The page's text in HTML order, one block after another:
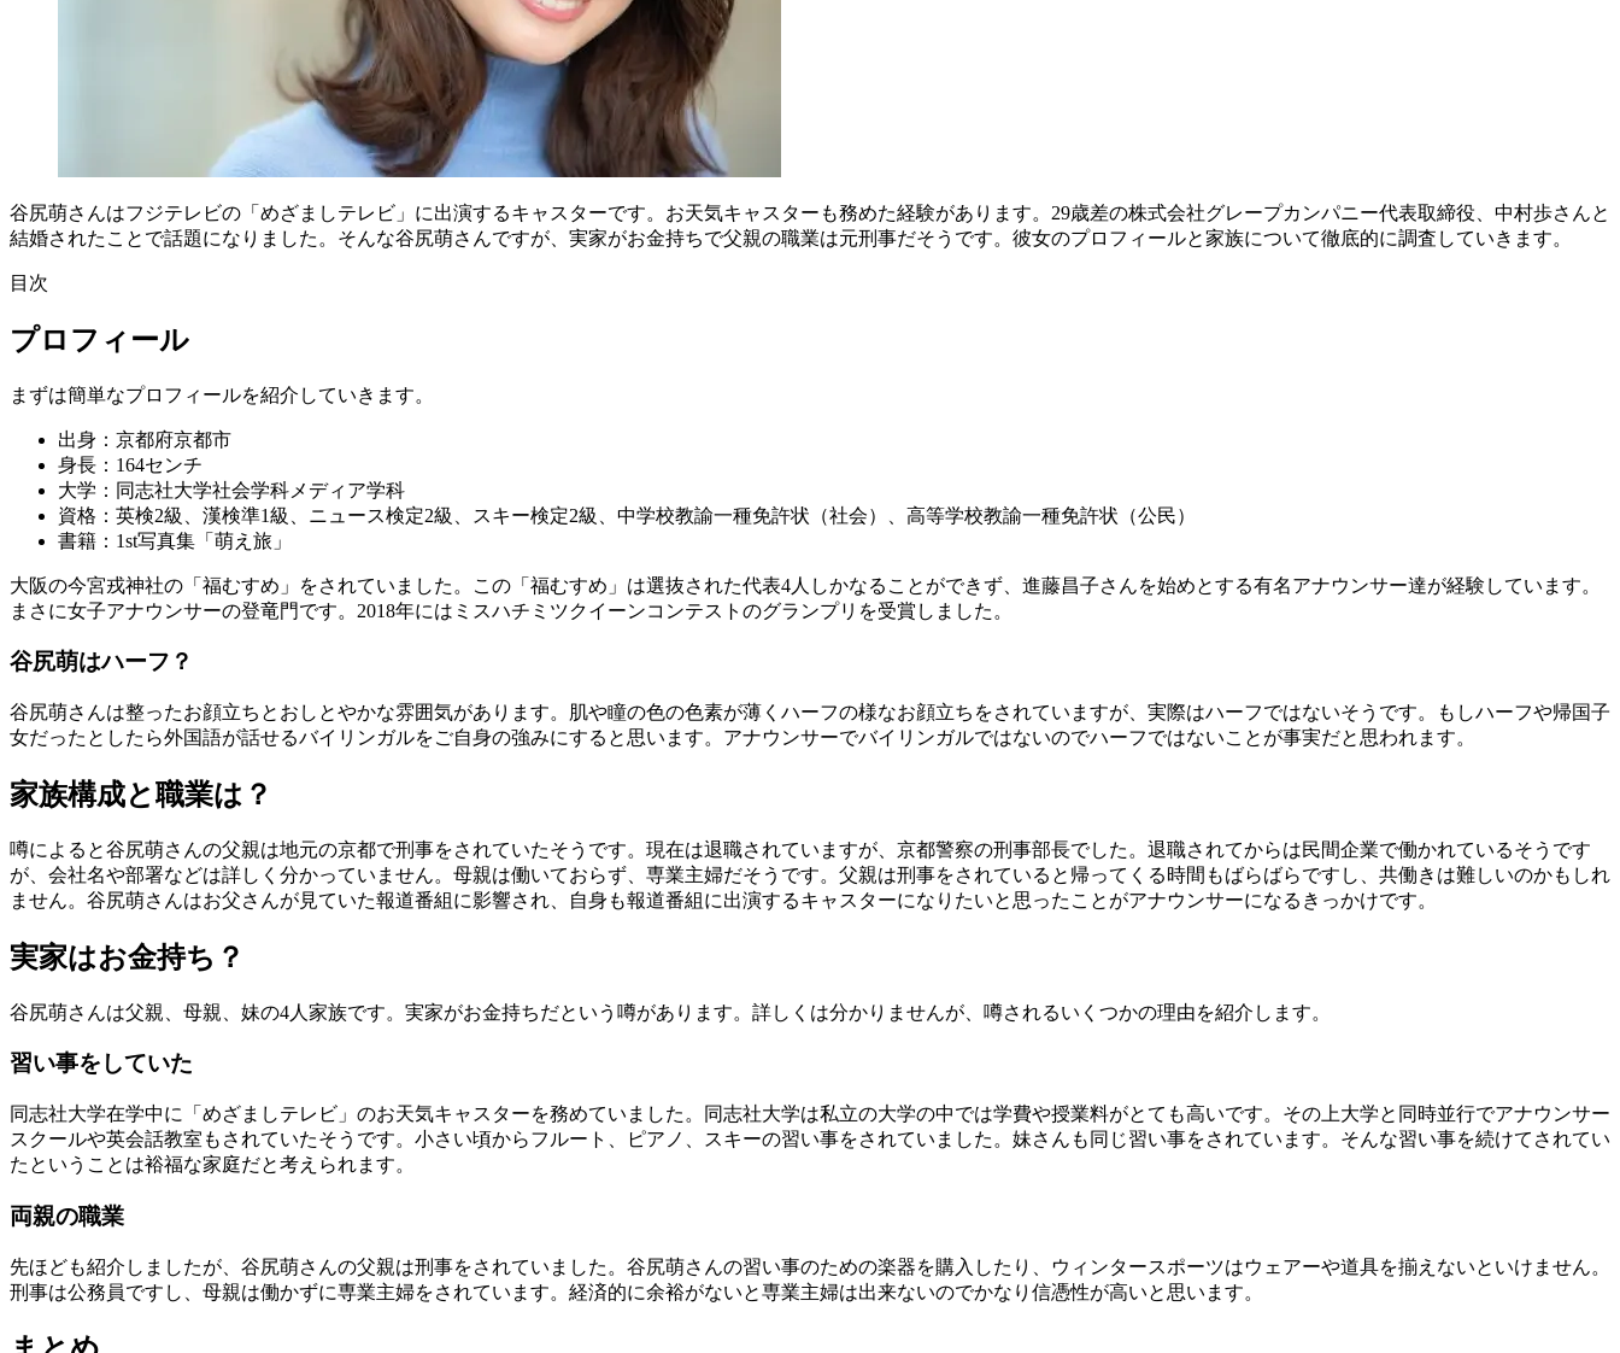
谷尻萌さんはフジテレビの「めざましテレビ」に出演するキャスターです。お天気キャスターも務めた経験があります。29歳差の株式会社グレープカンパニー代表取締役、中村歩さんと
結婚されたことで話題になりました。そんな谷尻萌さんですが、実家がお金持ちで父親の職業は元刑事だそうです。彼女のプロフィールと家族について徹底的に調査していきます。
目次
プロフィール
まずは簡単なプロフィールを紹介していきます。
出身：京都府京都市
身長：164センチ
大学：同志社大学社会学科メディア学科
資格：英検2級、漢検準1級、ニュース検定2級、スキー検定2級、中学校教諭一種免許状（社会）、高等学校教諭一種免許状（公民）
書籍：1st写真集「萌え旅」
大阪の今宮戎神社の「福むすめ」をされていました。この「福むすめ」は選抜された代表4人しかなることができず、進藤昌子さんを始めとする有名アナウンサー達が経験しています。
まさに女子アナウンサーの登竜門です。2018年にはミスハチミツクイーンコンテストのグランプリを受賞しました。
谷尻萌はハーフ？
谷尻萌さんは整ったお顔立ちとおしとやかな雰囲気があります。肌や瞳の色の色素が薄くハーフの様なお顔立ちをされていますが、実際はハーフではないそうです。もしハーフや帰国子
女だったとしたら外国語が話せるバイリンガルをご自身の強みにすると思います。アナウンサーでバイリンガルではないのでハーフではないことが事実だと思われます。
家族構成と職業は？
噂によると谷尻萌さんの父親は地元の京都で刑事をされていたそうです。現在は退職されていますが、京都警察の刑事部長でした。退職されてからは民間企業で働かれているそうです
が、会社名や部署などは詳しく分かっていません。母親は働いておらず、専業主婦だそうです。父親は刑事をされていると帰ってくる時間もばらばらですし、共働きは難しいのかもしれ
ません。谷尻萌さんはお父さんが見ていた報道番組に影響され、自身も報道番組に出演するキャスターになりたいと思ったことがアナウンサーになるきっかけです。
実家はお金持ち？
谷尻萌さんは父親、母親、妹の4人家族です。実家がお金持ちだという噂があります。詳しくは分かりませんが、噂されるいくつかの理由を紹介します。
習い事をしていた
同志社大学在学中に「めざましテレビ」のお天気キャスターを務めていました。同志社大学は私立の大学の中では学費や授業料がとても高いです。その上大学と同時並行でアナウンサー
スクールや英会話教室もされていたそうです。小さい頃からフルート、ピアノ、スキーの習い事をされていました。妹さんも同じ習い事をされています。そんな習い事を続けてされてい
たということは裕福な家庭だと考えられます。
両親の職業
先ほども紹介しましたが、谷尻萌さんの父親は刑事をされていました。谷尻萌さんの習い事のための楽器を購入したり、ウィンタースポーツはウェアーや道具を揃えないといけません。
刑事は公務員ですし、母親は働かずに専業主婦をされています。経済的に余裕がないと専業主婦は出来ないのでかなり信憑性が高いと思います。